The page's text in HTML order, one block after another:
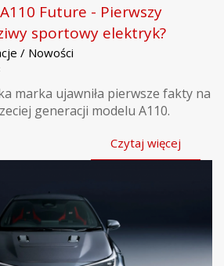
Future - Pierwszy
sportowy elektryk?
/ Nowości
marka ujawniła pierwsze fakty na
generacji modelu A110.
Czytaj więcej